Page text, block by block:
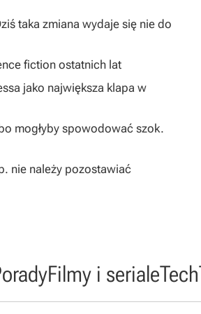
taka zmiana wydaje się nie do
fiction ostatnich lat
jako największa klapa w
mogłyby spowodować szok.
nie należy pozostawiać
Filmy i serialeTech